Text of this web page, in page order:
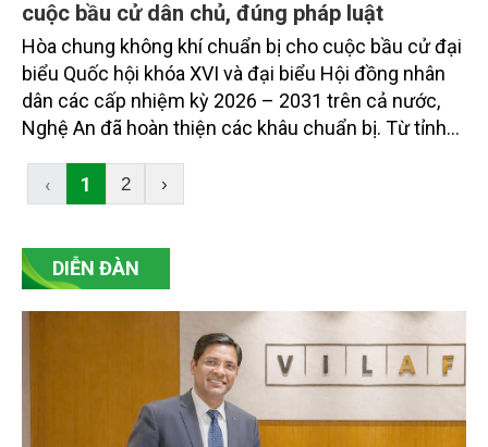
cuộc bầu cử dân chủ, đúng pháp luật
Hòa chung không khí chuẩn bị cho cuộc bầu cử đại
biểu Quốc hội khóa XVI và đại biểu Hội đồng nhân
dân các cấp nhiệm kỳ 2026 – 2031 trên cả nước,
Nghệ An đã hoàn thiện các khâu chuẩn bị. Từ tỉnh
triển khai đồng bộ, bảo đảm đúng quy định và tiến
độ chung.
‹ 1 2 ›
DIỄN ĐÀN